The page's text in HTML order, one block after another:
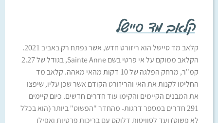
קלאב מד סיישל
קלאב מד סיישל הוא ריזורט חדש, אשר נפתח רק באביב 2021.
הקלאב ממוקם על אי פרטי בשם Sainte Anne, בגודל של 2.27
קמ"ר, מרחק הפלגה של 10 דקות מהאי מאהה. קלאב מד
החליטו לקנות את האי והריזורט הקודם אשר שכן עליו, שיפצו
את המבנים הקיימים והקימו עוד חדרים חדשים. כיום קיימים
291 חדרים במספר דרגות- מהחדר "הפשוט" ביותר (הוא בכלל
לא פשוט) ועד לסוויטות דלוקס עם בריכות פרטיות ואפילו